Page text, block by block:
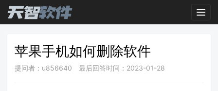
苹果手机如何删除软件
提问者：u856640 最后回答时间：2023-01-28